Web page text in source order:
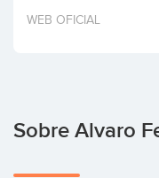
Invertir
WEB OFICIAL
Sobre Alvaro